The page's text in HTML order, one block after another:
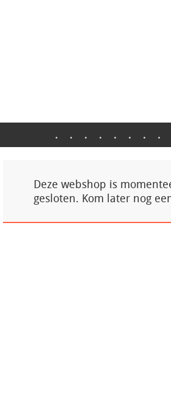
. . . . . . . .
Deze webshop is
gesloten. Kom later nog